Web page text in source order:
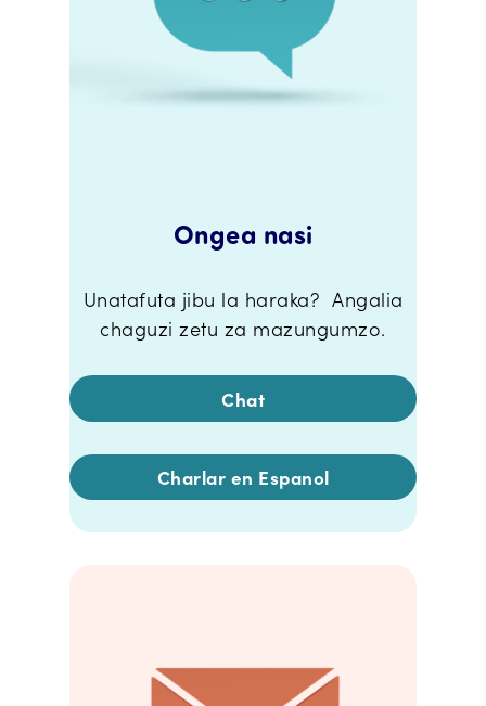
Ongea nasi
Unatafuta jibu la haraka? Angalia
chaguzi zetu za mazungumzo.
Chat
Charlar en Espanol